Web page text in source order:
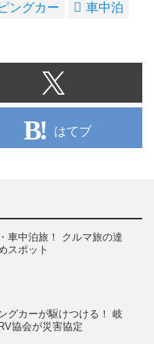
ングカー
車中泊
はてブ
車中泊旅！ クルマ旅の達
スポット
グカーが駆けつける！ 岐
協会が災害協定